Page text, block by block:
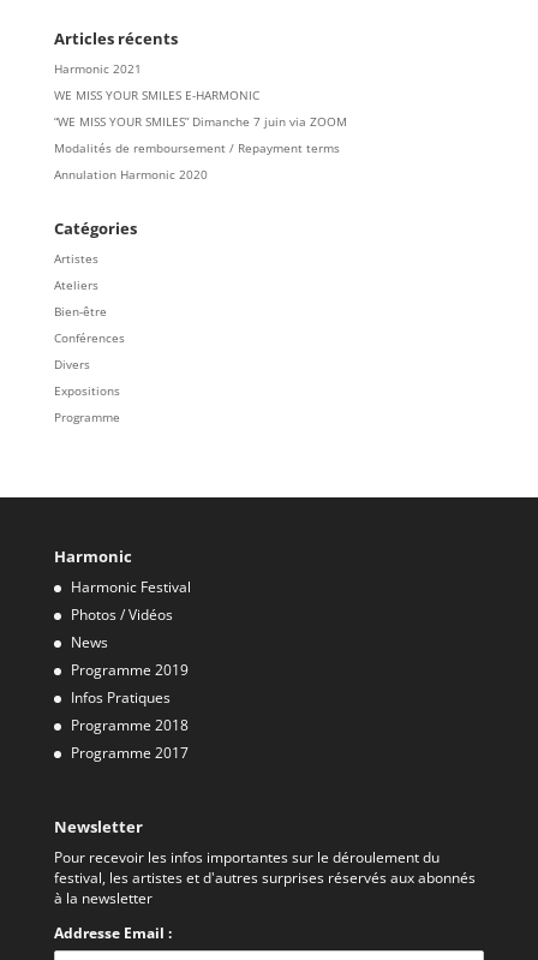
Articles récents
Harmonic 2021
WE MISS YOUR SMILES E-HARMONIC
“WE MISS YOUR SMILES” Dimanche 7 juin via ZOOM
Modalités de remboursement / Repayment terms
Annulation Harmonic 2020
Catégories
Artistes
Ateliers
Bien-être
Conférences
Divers
Expositions
Programme
Harmonic
Harmonic Festival
Photos / Vidéos
News
Programme 2019
Infos Pratiques
Programme 2018
Programme 2017
Newsletter
Pour recevoir les infos importantes sur le déroulement du
festival, les artistes et d'autres surprises réservés aux abonnés
à la newsletter
Addresse Email :